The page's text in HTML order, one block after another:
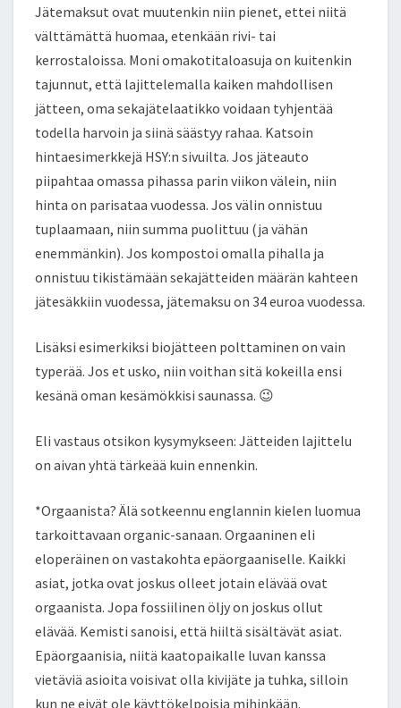
Jätemaksut ovat muutenkin niin pienet, ettei niitä
välttämättä huomaa, etenkään rivi- tai
kerrostaloissa. Moni omakotitaloasuja on kuitenkin
tajunnut, että lajittelemalla kaiken mahdollisen
jätteen, oma sekajätelaatikko voidaan tyhjentää
todella harvoin ja siinä säästyy rahaa. Katsoin
hintaesimerkkejä HSY:n sivuilta. Jos jäteauto
piipahtaa omassa pihassa parin viikon välein, niin
hinta on parisataa vuodessa. Jos välin onnistuu
tuplaamaan, niin summa puolittuu (ja vähän
enemmänkin). Jos kompostoi omalla pihalla ja
onnistuu tikistämään sekajätteiden määrän kahteen
jätesäkkiin vuodessa, jätemaksu on 34 euroa vuodessa.
Lisäksi esimerkiksi biojätteen polttaminen on vain
typerää. Jos et usko, niin voithan sitä kokeilla ensi
kesänä oman kesämökkisi saunassa. 😉
Eli vastaus otsikon kysymykseen: Jätteiden lajittelu
on aivan yhtä tärkeää kuin ennenkin.
*Orgaanista? Älä sotkeennu englannin kielen luomua
tarkoittavaan organic-sanaan. Orgaaninen eli
eloperäinen on vastakohta epäorgaaniselle. Kaikki
asiat, jotka ovat joskus olleet jotain elävää ovat
orgaanista. Jopa fossiilinen öljy on joskus ollut
elävää. Kemisti sanoisi, että hiiltä sisältävät asiat.
Epäorgaanisia, niitä kaatopaikalle luvan kanssa
vietäviä asioita voisivat olla kivijäte ja tuhka, silloin
kun ne eivät ole käyttökelpoisia mihinkään.